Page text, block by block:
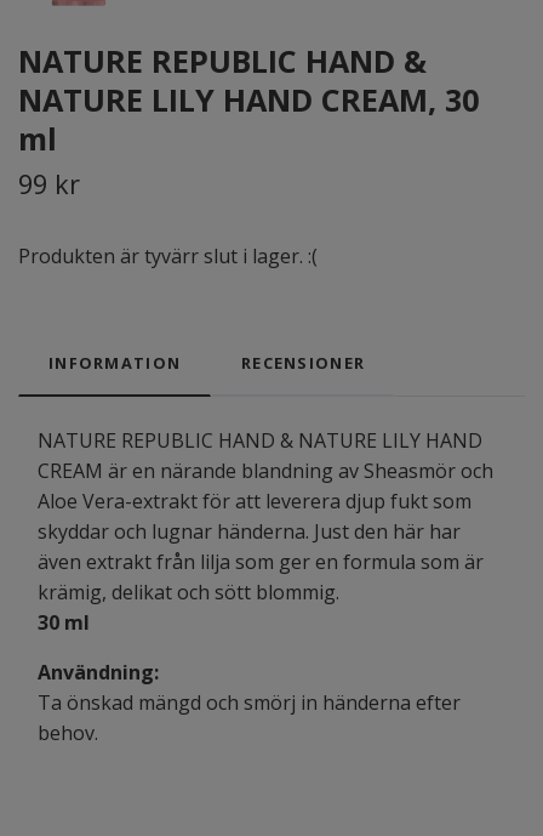
NATURE REPUBLIC HAND &
NATURE LILY HAND CREAM, 30
ml
99 kr
Produkten är tyvärr slut i lager. :(
INFORMATION RECENSIONER
NATURE REPUBLIC HAND & NATURE LILY HAND
CREAM är en närande blandning av Sheasmör och
Aloe Vera-extrakt för att leverera djup fukt som
skyddar och lugnar händerna. Just den här har
även extrakt från lilja som ger en formula som är
krämig, delikat och sött blommig.
30 ml
Användning:
Ta önskad mängd och smörj in händerna efter
behov.